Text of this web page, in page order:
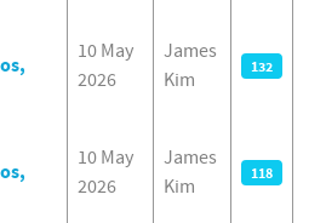
10 May
2026
James
Kim
132
10 May
2026
James
Kim
118